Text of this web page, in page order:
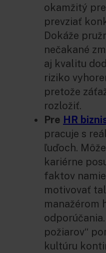
okamžitý
prevziať
Dokáže
nečakané
aj kvalitu
riziko
pretože
rozložiť.
Pre HR
pracuje s
ľuďoch.
kariérne
faktov
motivovať
manažérom
požiarov“
kultúru